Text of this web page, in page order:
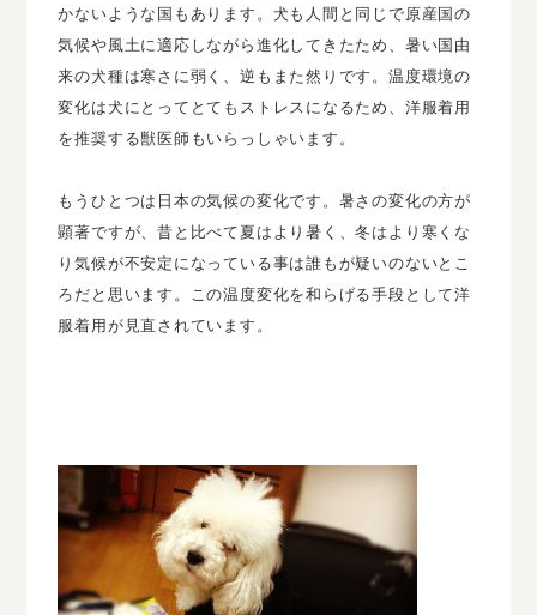
かないような国もあります。犬も人間と同じで原産国の
気候や風土に適応しながら進化してきたため、暑い国由
来の犬種は寒さに弱く、逆もまた然りです。温度環境の
変化は犬にとってとてもストレスになるため、洋服着用
を推奨する獣医師もいらっしゃいます。
もうひとつは日本の気候の変化です。暑さの変化の方が
顕著ですが、昔と比べて夏はより暑く、冬はより寒くな
り気候が不安定になっている事は誰もが疑いのないとこ
ろだと思います。この温度変化を和らげる手段として洋
服着用が見直されています。